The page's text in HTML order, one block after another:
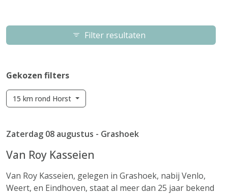
Filter resultaten
Gekozen filters
15 km rond Horst
Zaterdag 08 augustus - Grashoek
Van Roy Kasseien
Van Roy Kasseien, gelegen in Grashoek, nabij Venlo,
Weert, en Eindhoven, staat al meer dan 25 jaar bekend